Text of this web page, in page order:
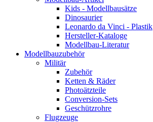
Kids - Modellbausätze
Dinosaurier
Leonardo da Vinci - Plastik
Hersteller-Kataloge
Modellbau-Literatur
Modellbauzubehör
Militär
Zubehör
Ketten & Räder
Photoätzteile
Conversion-Sets
Geschützrohre
Flugzeuge